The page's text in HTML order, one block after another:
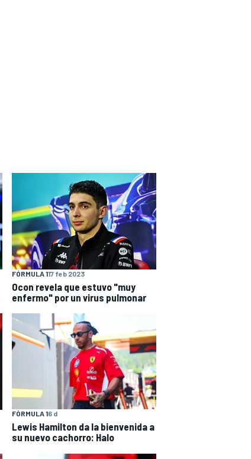
FÓRMULA 117 feb 2023
Ocon revela que estuvo "muy
enfermo" por un virus pulmonar
FÓRMULA 16 d
Lewis Hamilton da la bienvenida a
su nuevo cachorro: Halo